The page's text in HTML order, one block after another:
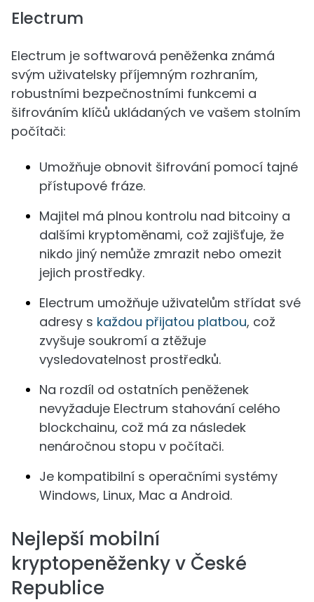
Electrum
Electrum je softwarová peněženka známá
svým uživatelsky příjemným rozhraním,
robustními bezpečnostními funkcemi a
šifrováním klíčů ukládaných ve vašem stolním
počítači:
Umožňuje obnovit šifrování pomocí tajné
přístupové fráze.
Majitel má plnou kontrolu nad bitcoiny a
dalšími kryptoměnami, což zajišťuje, že
nikdo jiný nemůže zmrazit nebo omezit
jejich prostředky.
Electrum umožňuje uživatelům střídat své
adresy s každou přijatou platbou, což
zvyšuje soukromí a ztěžuje
vysledovatelnost prostředků.
Na rozdíl od ostatních peněženek
nevyžaduje Electrum stahování celého
blockchainu, což má za následek
nenáročnou stopu v počítači.
Je kompatibilní s operačními systémy
Windows, Linux, Mac a Android.
Nejlepší mobilní
kryptopeněženky v České
Republice